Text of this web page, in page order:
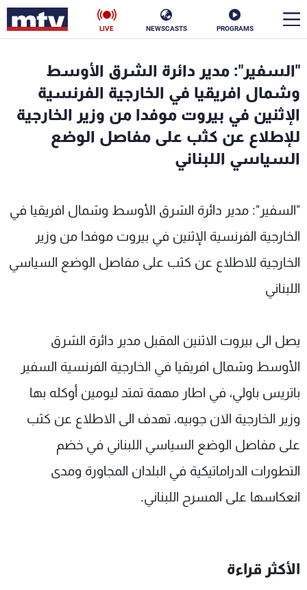
PROGRAMS
NEWSCASTS
LIVE
"السفير": مدير دائرة الشرق الأوسط
وشمال افريقيا في الخارجية الفرنسية
الإثنين في بيروت موفدا من وزير الخارجية
للإطلاع عن كثب على مفاصل الوضع
السياسي اللبناني
"السفير": مدير دائرة الشرق الأوسط وشمال افريقيا في
الخارجية الفرنسية الإثنين في بيروت موفدا من وزير
الخارجية للاطلاع عن كثب على مفاصل الوضع السياسي
اللبناني
يصل الى بيروت الاثنين المقبل مدير دائرة الشرق
الأوسط وشمال افريقيا في الخارجية الفرنسية السفير
باتريس باولي، في اطار مهمة تمتد ليومين أوكله بها
وزير الخارجية الان جوبيه، تهدف الى الاطلاع عن كثب
على مفاصل الوضع السياسي اللبناني في خضم
التطورات الدراماتيكية في البلدان المجاورة ومدى
انعكاسها على المسرح اللبناني.
الأكثر قراءة
الأخبار
سياسة ناس
إقتصاد
كأس العالم
البرامج
الترددات
عن MTV
الإنـتـاج
لاعلاناتكم
تواصل معنا
شروط الإسـتخدام
سياسة الخصوصية